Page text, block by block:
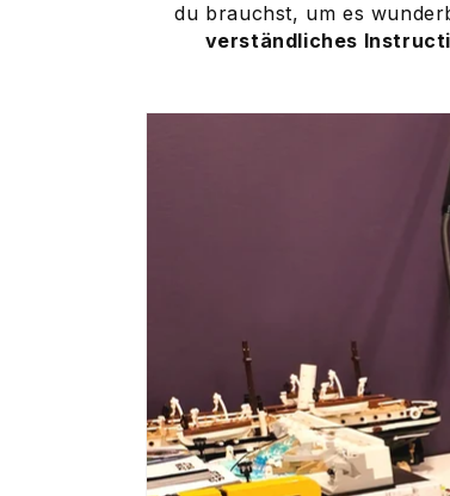
du brauchst, um es
verständliches